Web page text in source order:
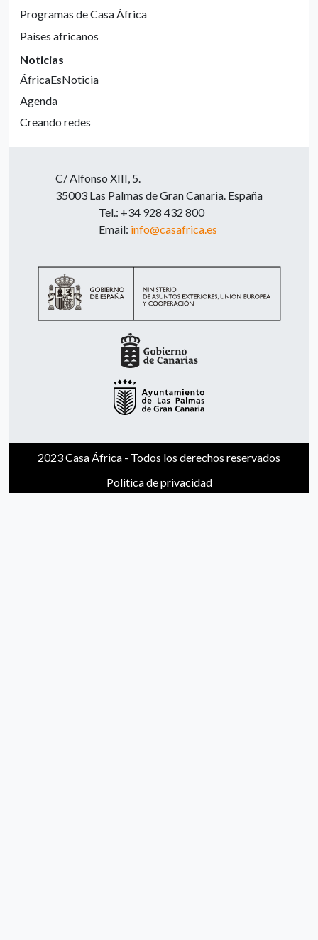
Programas de Casa África
Países africanos
Noticias
ÁfricaEsNoticia
Agenda
Creando redes
C/ Alfonso XIII, 5.
35003 Las Palmas de Gran Canaria. España
Tel.: +34 928 432 800
Email: info@casafrica.es
2023 Casa África - Todos los derechos reservados
Politica de privacidad